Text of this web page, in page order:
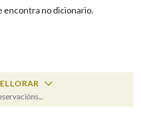
FIGURAS HOMENAXEADAS
PORTAL DAS PALABRAS
encontra no dicionario.